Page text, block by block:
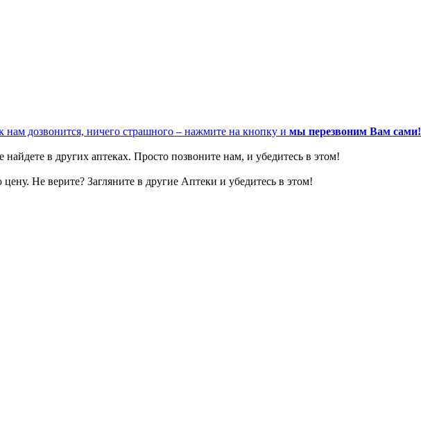
дозвонится, ничего страшного – нажмите на кнопку и мы перезвоним Вам сами!
в других аптеках. Просто позвоните нам, и убедитесь в этом!
Не верите? Загляните в другие Аптеки и убедитесь в этом!